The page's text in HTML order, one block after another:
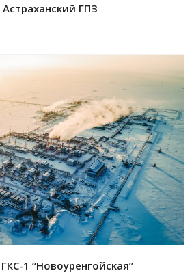
ГПЗ
проект
1 “Новоуренгойская”